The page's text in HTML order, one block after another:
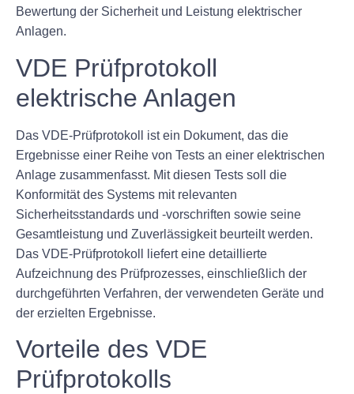
Bewertung der Sicherheit und Leistung elektrischer
Anlagen.
VDE Prüfprotokoll
elektrische Anlagen
Das VDE-Prüfprotokoll ist ein Dokument, das die
Ergebnisse einer Reihe von Tests an einer elektrischen
Anlage zusammenfasst. Mit diesen Tests soll die
Konformität des Systems mit relevanten
Sicherheitsstandards und -vorschriften sowie seine
Gesamtleistung und Zuverlässigkeit beurteilt werden.
Das VDE-Prüfprotokoll liefert eine detaillierte
Aufzeichnung des Prüfprozesses, einschließlich der
durchgeführten Verfahren, der verwendeten Geräte und
der erzielten Ergebnisse.
Vorteile des VDE
Prüfprotokolls